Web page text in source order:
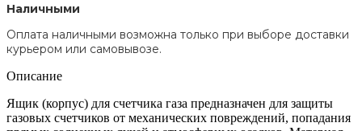
Наличными
Оплата наличными возможна только при выборе доставки
курьером или самовывозе.
Описание
Ящик (корпус) для счетчика газа предназначен для защиты
газовых счетчиков от механических повреждений, попадания